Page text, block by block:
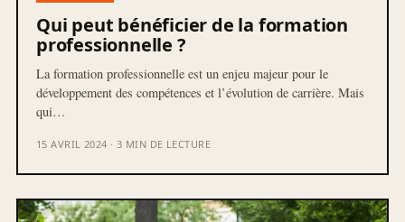
Qui peut bénéficier de la formation
professionnelle ?
La formation professionnelle est un enjeu majeur pour le
développement des compétences et l’évolution de carrière. Mais
qui…
15 AVRIL 2024 · 3 MIN DE LECTURE